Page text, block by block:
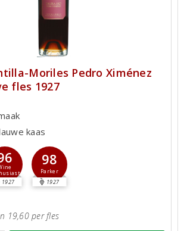
Moriles Pedro Ximénez
fles 1927
kaas
1927
98
Parker
1927
19,60 per fles